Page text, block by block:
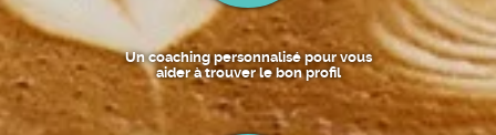
Un coaching personnalisé pour vous
aider à trouver le bon profil